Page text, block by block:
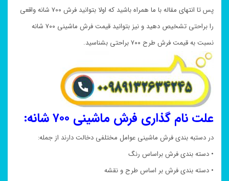
پس تا انتهای مقاله با ما همراه باشید که اولا بتوانید فرش ۷۰۰ شانه واقعی
را براحتی تشخیص دهید و نیز بتوانید قیمت فرش ماشینی ۷۰۰ شانه
نسبت به قیمت فرش طرح ۷۰۰ براحتی بشناسید.
علت نام گذاری فرش ماشینی ۷۰۰ شانه:
در دستبه بندی فرش ماشینی عوامل مختلفی دخالت دارند از جمله:
• دسته بندی فرش براساس رنگ
• دسته بندی فرش بر اساس طرح و نقشه